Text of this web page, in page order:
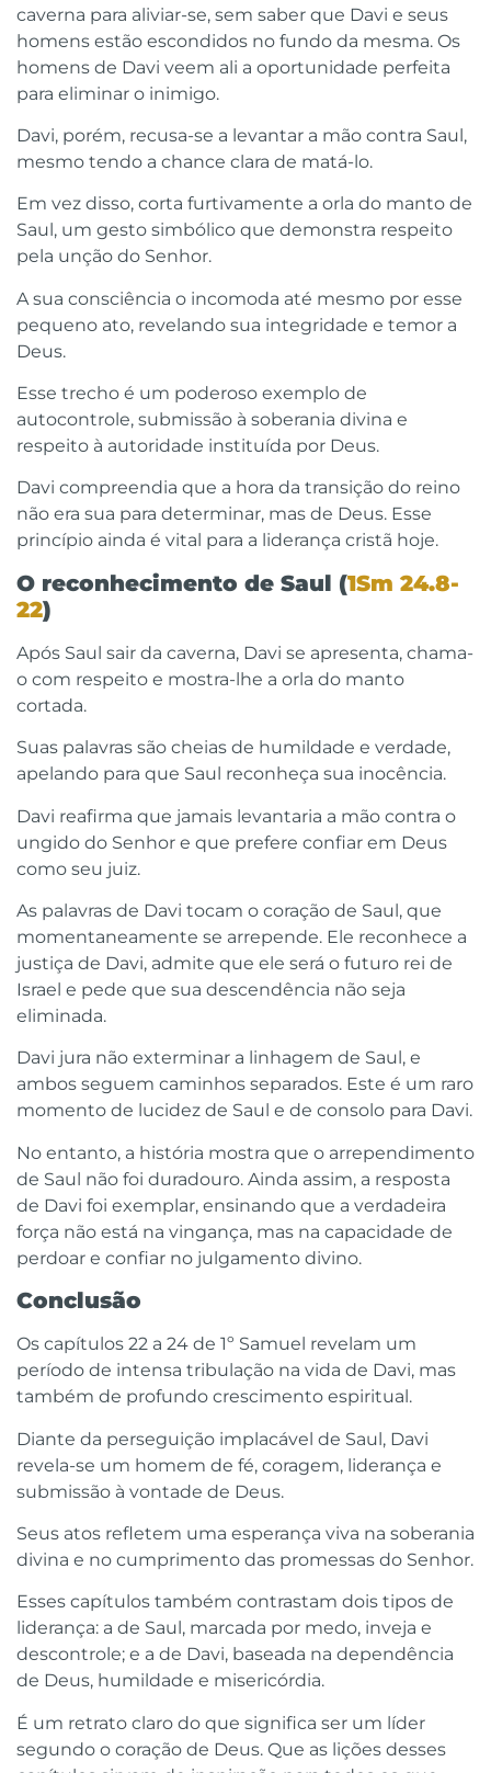
caverna para aliviar-se, sem saber que Davi e seus
homens estão escondidos no fundo da mesma. Os
homens de Davi veem ali a oportunidade perfeita
para eliminar o inimigo.
Davi, porém, recusa-se a levantar a mão contra Saul,
mesmo tendo a chance clara de matá-lo.
Em vez disso, corta furtivamente a orla do manto de
Saul, um gesto simbólico que demonstra respeito
pela unção do Senhor.
A sua consciência o incomoda até mesmo por esse
pequeno ato, revelando sua integridade e temor a
Deus.
Esse trecho é um poderoso exemplo de
autocontrole, submissão à soberania divina e
respeito à autoridade instituída por Deus.
Davi compreendia que a hora da transição do reino
não era sua para determinar, mas de Deus. Esse
princípio ainda é vital para a liderança cristã hoje.
O reconhecimento de Saul (1Sm 24.8-
22)
Após Saul sair da caverna, Davi se apresenta, chama-
o com respeito e mostra-lhe a orla do manto
cortada.
Suas palavras são cheias de humildade e verdade,
apelando para que Saul reconheça sua inocência.
Davi reafirma que jamais levantaria a mão contra o
ungido do Senhor e que prefere confiar em Deus
como seu juiz.
As palavras de Davi tocam o coração de Saul, que
momentaneamente se arrepende. Ele reconhece a
justiça de Davi, admite que ele será o futuro rei de
Israel e pede que sua descendência não seja
eliminada.
Davi jura não exterminar a linhagem de Saul, e
ambos seguem caminhos separados. Este é um raro
momento de lucidez de Saul e de consolo para Davi.
No entanto, a história mostra que o arrependimento
de Saul não foi duradouro. Ainda assim, a resposta
de Davi foi exemplar, ensinando que a verdadeira
força não está na vingança, mas na capacidade de
perdoar e confiar no julgamento divino.
Conclusão
Os capítulos 22 a 24 de 1º Samuel revelam um
período de intensa tribulação na vida de Davi, mas
também de profundo crescimento espiritual.
Diante da perseguição implacável de Saul, Davi
revela-se um homem de fé, coragem, liderança e
submissão à vontade de Deus.
Seus atos refletem uma esperança viva na soberania
divina e no cumprimento das promessas do Senhor.
Esses capítulos também contrastam dois tipos de
liderança: a de Saul, marcada por medo, inveja e
descontrole; e a de Davi, baseada na dependência
de Deus, humildade e misericórdia.
É um retrato claro do que significa ser um líder
segundo o coração de Deus. Que as lições desses